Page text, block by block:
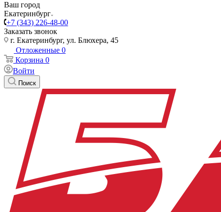
Ваш город
Екатеринбург
+7 (343) 226-48-00
Заказать звонок
г. Екатеринбург, ул. Блюхера, 45
Отложенные 0
Корзина 0
Войти
Поиск